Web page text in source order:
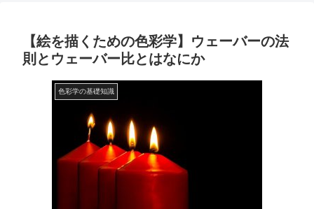
【絵を描くための色彩学】ウェーバーの法
則とウェーバー比とはなにか
色彩学の基礎知識